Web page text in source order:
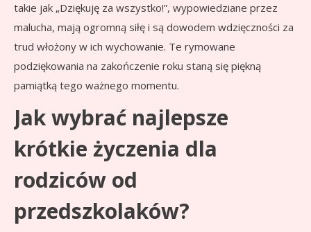
takie jak „Dziękuję za wszystko!”, wypowiedziane przez
malucha, mają ogromną siłę i są dowodem wdzięczności za
trud włożony w ich wychowanie. Te rymowane
podziękowania na zakończenie roku staną się piękną
pamiątką tego ważnego momentu.
Jak wybrać najlepsze
krótkie życzenia dla
rodziców od
przedszkolaków?